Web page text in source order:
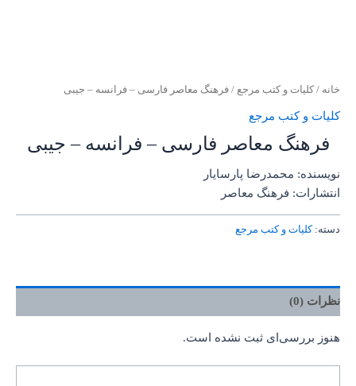
خانه / کلیات و کتب مرجع / فرهنگ معاصر فارسی – فرانسه – جیبی
کلیات و کتب مرجع
فرهنگ معاصر فارسی – فرانسه – جیبی
نویسنده: محمدرضا پارسایار
انتشارات: فرهنگ معاصر
دسته:کلیات و کتب مرجع
نظرات (0)
هنوز بررسی‌ای ثبت نشده است.